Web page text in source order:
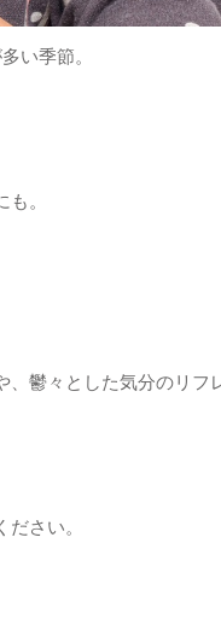
い季節。
。
鬱々とした気分のリフ
さい。